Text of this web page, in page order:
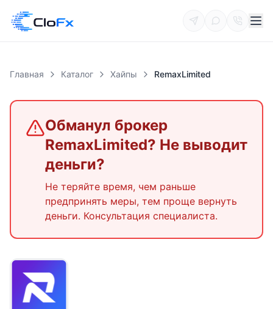
Главная Каталог Хайпы RemaxLimited
Обманул брокер
RemaxLimited? Не выводит
деньги?
Не теряйте время, чем раньше
предпринять меры, тем проще вернуть
деньги. Консультация специалиста.